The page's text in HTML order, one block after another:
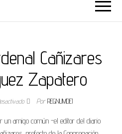
Cañizares
Zapatero
Por REGNUMDEI
un amigo común -el editor del diario